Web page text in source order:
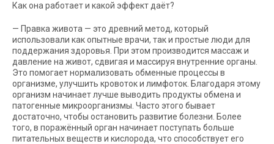
Как она работает и какой эффект даёт?
— Правка живота — это древний метод, который
использовали как опытные врачи, так и простые люди для
поддержания здоровья. При этом производится массаж и
давление на живот, сдвигая и массируя внутренние органы.
Это помогает нормализовать обменные процессы в
организме, улучшить кровоток и лимфоток. Благодаря этому
организм начинает лучше выводить продукты обмена и
патогенные микроорганизмы. Часто этого бывает
достаточно, чтобы остановить развитие болезни. Более
того, в поражённый орган начинает поступать больше
питательных веществ и кислорода, что способствует его